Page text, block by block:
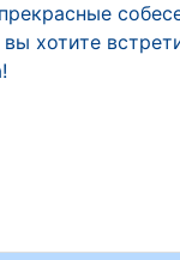
хотите